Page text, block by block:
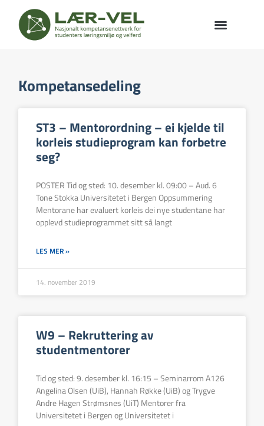
Kompetansedeling
ST3 – Mentorordning – ei kjelde til
korleis studieprogram kan forbetre
seg?
POSTER Tid og sted: 10. desember kl. 09:00 – Aud. 6
Tone Stokka Universitetet i Bergen Oppsummering
Mentorane har evaluert korleis dei nye studentane har
opplevd studieprogrammet sitt så langt
LES MER »
14. november 2019
W9 – Rekruttering av
studentmentorer
Tid og sted: 9. desember kl. 16:15 – Seminarrom A126
Angelina Olsen (UiB), Hannah Røkke (UiB) og Trygve
Andre Hagen Strømsnes (UiT) Mentorer fra
Universitetet i Bergen og Universitetet i